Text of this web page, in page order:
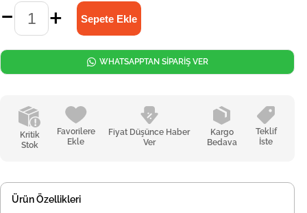
Kritik
Stok
Favorilere
Ekle
Fiyat Düşünce Haber
Ver
Kargo
Bedava
Teklif
İste
WHATSAPPTAN SİPARİŞ VER
Ürün Özellikleri